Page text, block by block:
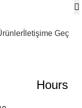
İletişime Geç
Hours